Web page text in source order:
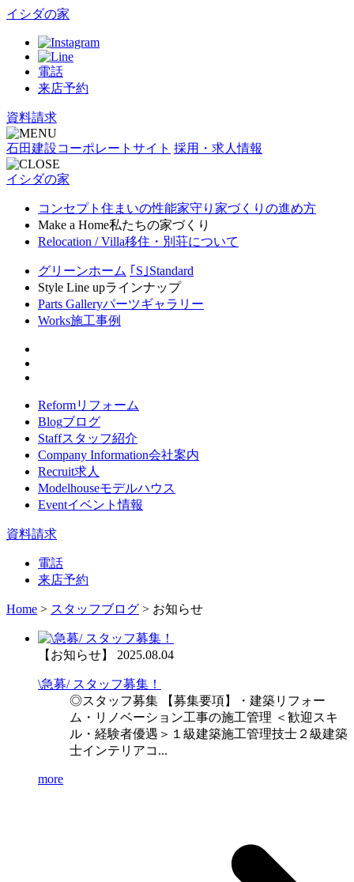
イシダの家
電話
来店予約
資料請求
石田建設コーポレートサイト 採用・求人情報
イシダの家
コンセプト 住まいの性能家守り 家づくりの進め方
Make a Home私たちの家づくり
Relocation / Villa移住・別荘について
グリーンホーム ｢S｣Standard
Style Line upラインナップ
Parts Galleryパーツギャラリー
Works施工事例
Reformリフォーム
Blogブログ
Staffスタッフ紹介
Company Information会社案内
Recruit求人
Modelhouseモデルハウス
Eventイベント情報
資料請求
電話
来店予約
Home > スタッフブログ > お知らせ
【お知らせ】 2025.08.04
\急募/ スタッフ募集！
◎スタッフ募集 【募集要項】・建築リフォー
ム・リノベーション工事の施工管理 ＜歓迎スキ
ル・経験者優遇＞１級建築施工管理技士２級建築
士インテリアコ...
more